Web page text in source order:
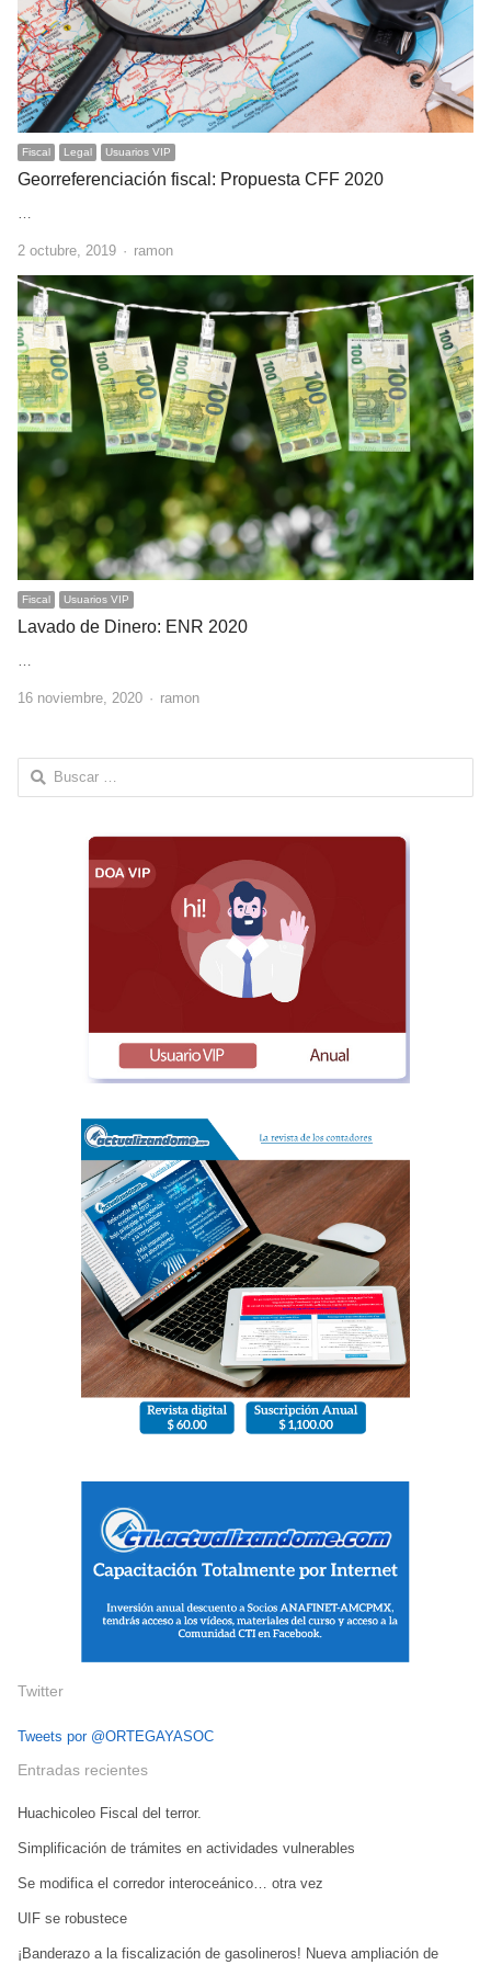
Fiscal Legal Usuarios VIP
Georreferenciación fiscal: Propuesta CFF 2020
…
2 octubre, 2019 Author
ramon
Fiscal Usuarios VIP
Lavado de Dinero: ENR 2020
16 noviembre, 2020 Author
ramon
Buscar:
Twitter
Tweets por @ORTEGAYASOC
Entradas recientes
Huachicoleo Fiscal del terror.
Simplificación de trámites en actividades vulnerables
Se modifica el corredor interoceánico… otra vez
UIF se robustece
¡Banderazo a la fiscalización de gasolineros! Nueva ampliación de